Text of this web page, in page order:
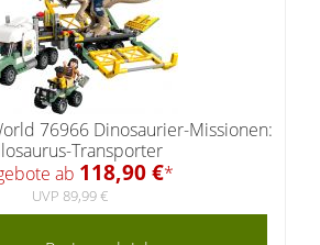
76966 Dinosaurier-Missionen:
Transporter
ab 118,90 €*
UVP 89,99 €